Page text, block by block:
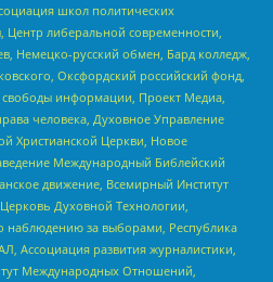
школ политических
Центр либеральной современности,
Немецко-русский обмен, Бард колледж,
Оксфордский российский фонд,
информации, Проект Медиа,
человека, Духовное Управление
Христианской Церкви, Новое
Международный Библейский
движение, Всемирный Институт
Духовной Технологии,
наблюдению за выборами, Республика
развития журналистики,
Международных Отношений,